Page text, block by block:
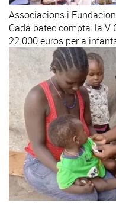
Associacions i
Cada batec compta: la V
22.000 euros per a